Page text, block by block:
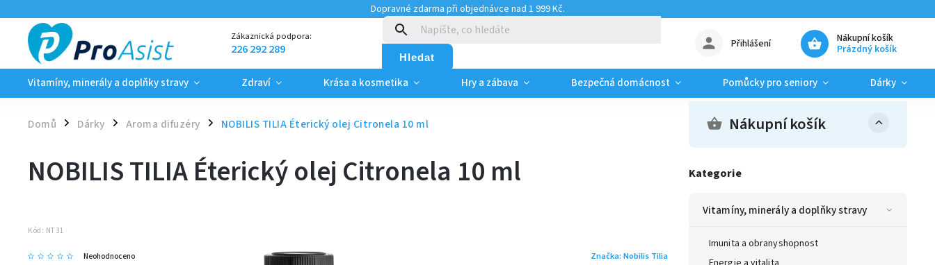
Dopravné zdarma při objednávce nad 1 999 Kč.
Zákaznická podpora:
226 292 289 Hledat
Nákupní košík
Prázdný košík
Přihlášení
Vitamíny, minerály a doplňky stravy Zdraví Krása a kosmetika Hry a zábava Bezpečná domácnost Pomůcky pro seniory Dárky
Domů / Dárky / Aroma difuzéry / NOBILIS TILIA Éterický olej Citronela 10 ml Nákupní košík
Kategorie
Vitamíny, minerály a doplňky stravy
Imunita a obranyshopnost
NOBILIS TILIA Éterický olej Citronela 10 ml
Kód: NT31
Neohodnoceno Značka: Nobilis Tilia